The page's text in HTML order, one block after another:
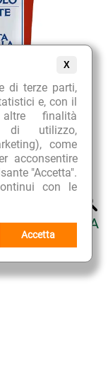
X
di terze parti,
e, con il
finalità
di utilizzo,
come
acconsentire
"Accetta".
con le
Accetta
ARGILLA